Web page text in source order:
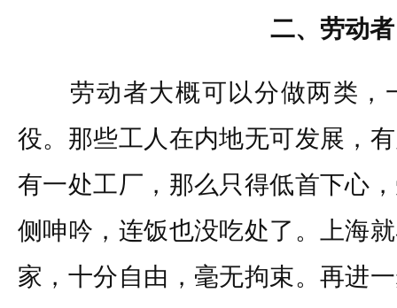
二、劳动者
劳动者大概可以分做两类，
役。那些工人在内地无可发展，
有一处工厂，那么只得低首下心
侧呻吟，连饭也没吃处了。上海
家，十分自由，毫无拘束。再进